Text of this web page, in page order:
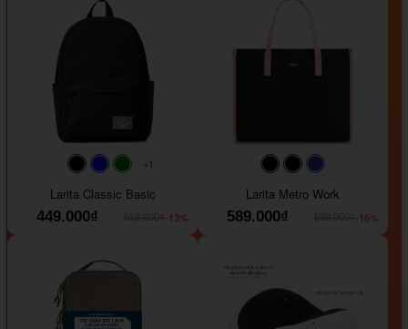
#faf0e6
#000000#0000FF#008000
+1
Larita Classic Basic
449.000₫
-13%
#000000#000000
Larita Metro Work
589.000₫
-16%